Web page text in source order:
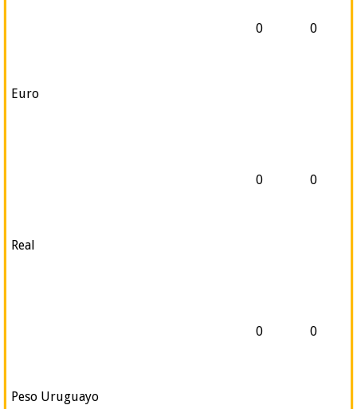
Euro
0 0
Real
0 0
Peso Uruguayo
0 0